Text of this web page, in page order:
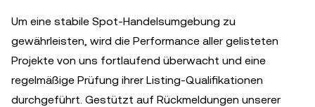
Um eine stabile Spot-Handelsumgebung zu
gewährleisten, wird die Performance aller gelisteten
Projekte von uns fortlaufend überwacht und eine
regelmäßige Prüfung ihrer Listing-Qualifikationen
durchgeführt. Gestützt auf Rückmeldungen unserer